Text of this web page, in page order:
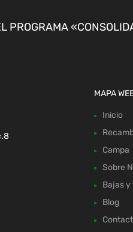
PROGRAMA
MAPA
Inicio
Campa
Sobre
Bajas
Blog